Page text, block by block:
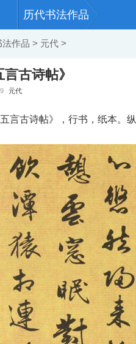
历代书法作品
作品 > 元代 >
古诗帖》
元代
言古诗帖》，行书，纸本。